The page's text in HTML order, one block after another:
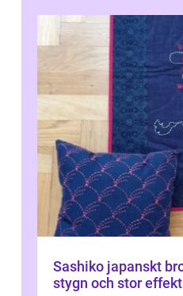
Sashiko japanskt broderi med enkla
stygn och stor effekt